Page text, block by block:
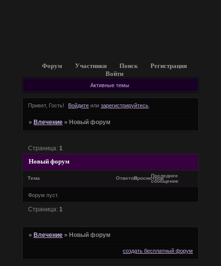
Форум Участники Поиск
Регистрация
Войти
Активные темы
Привет, Гость! Войдите илизарегистрируйтесь
» Влечение » Новый форум
Новый форум
Страница: 1
Тема ОтветовПросмотровПоследнее
сообщение
Форум пуст.
Страница: 1
» Влечение » Новый форум
создать бесплатный форум